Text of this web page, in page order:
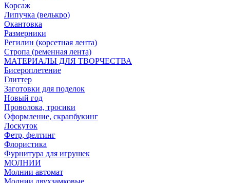
Корсаж
Липучка (велькро)
Окантовка
Размерники
Регилин (корсетная лента)
Стропа (ременная лента)
МАТЕРИАЛЫ ДЛЯ ТВОРЧЕСТВА
Бисероплетение
Глиттер
Заготовки для поделок
Новый год
Проволока, тросики
Оформление, скрапбукинг
Лоскуток
Фетр, фелтинг
Флористика
Фурнитура для игрушек
МОЛНИИ
Молнии автомат
Молнии двухзамковые